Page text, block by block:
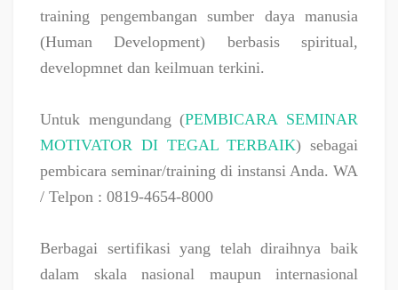
training pengembangan sumber daya manusia
(Human Development) berbasis spiritual,
developmnet dan keilmuan terkini.
Untuk mengundang (PEMBICARA SEMINAR
MOTIVATOR DI TEGAL TERBAIK) sebagai
pembicara seminar/training di instansi Anda. WA
/ Telpon : 0819-4654-8000
Berbagai sertifikasi yang telah diraihnya baik
dalam skala nasional maupun internasional